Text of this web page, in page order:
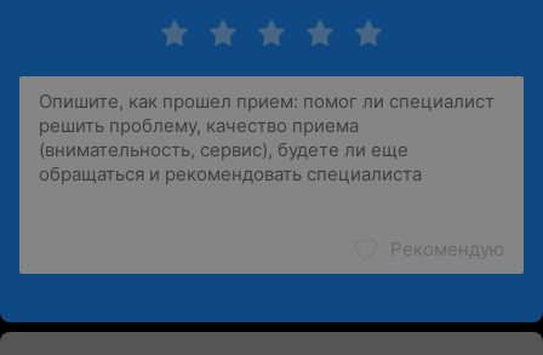
Рекомендую